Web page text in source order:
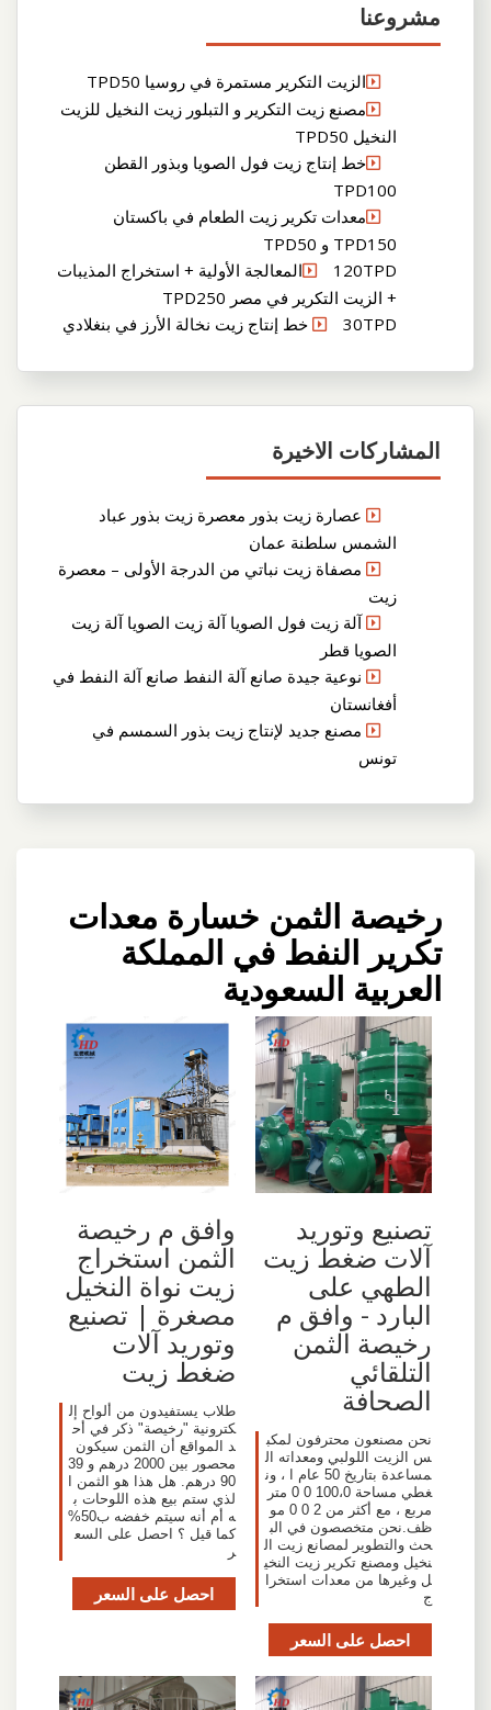
مشروعنا
الزيت التكرير مستمرة في روسيا TPD50
مصنع زيت التكرير و التبلور زيت النخيل للزيت
النخيل TPD50
خط إنتاج زيت فول الصويا وبذور القطن
TPD100
معدات تكرير زيت الطعام في باكستان
TPD150 و TPD50
120TPDالمعالجة الأولية + استخراج المذيبات
+ الزيت التكرير في مصر TPD250
30TPD خط إنتاج زيت نخالة الأرز في بنغلادي
المشاركات الاخيرة
عصارة زيت بذور معصرة زيت بذور عباد
الشمس سلطنة عمان
مصفاة زيت نباتي من الدرجة الأولى – معصرة
زيت
آلة زيت فول الصويا آلة زيت الصويا آلة زيت
الصويا قطر
نوعية جيدة صانع آلة النفط صانع آلة النفط في
أفغانستان
مصنع جديد لإنتاج زيت بذور السمسم في
تونس
رخيصة الثمن خسارة معدات
تكرير النفط في المملكة
العربية السعودية
تصنيع وتوريد
آلات ضغط زيت
الطهي على
البارد - وافق م
رخيصة الثمن
التلقائي
الصحافة
نحن مصنعون محترفون لمكب
س الزيت اللولبي ومعداته ال
مساعدة بتاريخ 50 عام ا ، ون
غطي مساحة 100،0 0 0 متر
مربع ، مع أكثر من 2 0 0 مو
ظف.نحن متخصصون في الب
حث والتطوير لمصانع زيت ال
نخيل ومصنع تكرير زيت النخي
ل وغيرها من معدات استخرا
ج
احصل على السعر
وافق م رخيصة
الثمن استخراج
زيت نواة النخيل
مصغرة | تصنيع
وتوريد آلات
ضغط زيت
طلاب يستفيدون من ألواح إل
كترونية "رخيصة" ذكر في أح
د المواقع أن الثمن سيكون
محصور بين 2000 درهم و 39
90 درهم. هل هذا هو الثمن ا
لذي ستم بيع هذه اللوحات ب
ه أم أنه سيتم خفضه ب50%
كما قيل ؟ احصل على السع
ر
احصل على السعر